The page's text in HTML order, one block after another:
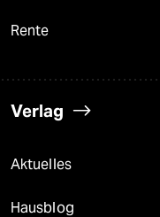
Rente
Verlag
Aktuelles
Hausblog